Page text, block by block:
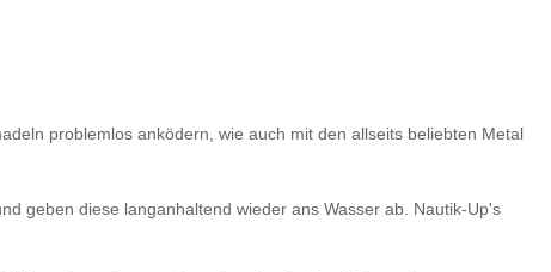
problemlos anködern, wie auch mit den allseits beliebten Metal
geben diese langanhaltend wieder ans Wasser ab. Nautik-Up's